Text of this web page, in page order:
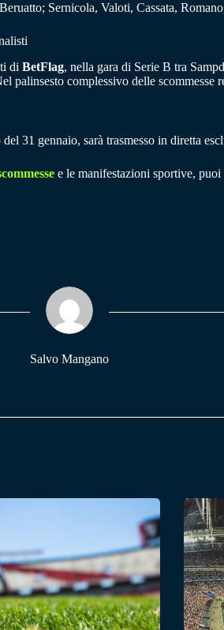
Sernicola, Valoti, Cassata,
di BetFlag, nella gara di Serie B tra
palinsesto complessivo delle
31 gennaio, sarà trasmesso in diretta
e le manifestazioni sportive, puoi
Salvo Mangano